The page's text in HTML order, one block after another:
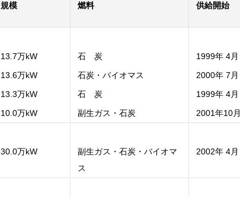
規模 燃料 供給開始
13.7万kW 石 炭 1999年 4月
13.6万kW 石炭・バイオマス 2000年 7月
13.3万kW 石 炭 1999年 4月
10.0万kW 副生ガス・石炭 2001年10月
30.0万kW
副生ガス・石炭・バイオマ
ス
2002年 4月